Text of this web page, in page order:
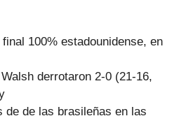
100% estadounidense, en
derrotaron 2-0 (21-16,
de de las brasileñas en las